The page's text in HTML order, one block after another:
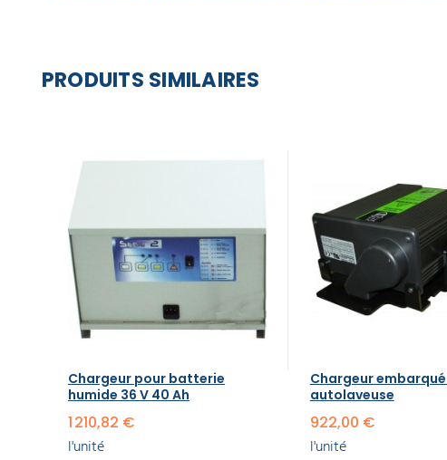
PRODUITS SIMILAIRES
Chargeur pour batterie
humide 36 V 40 Ah
1 210,82 €
l'unité
Chargeur
autolaveuse
922,00 €
l'unité